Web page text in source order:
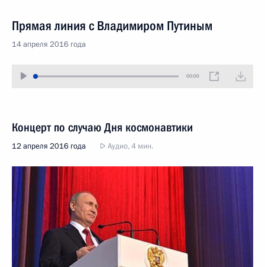
Прямая линия с Владимиром Путиным
14 апреля 2016 года
00:00
Концерт по случаю Дня космонавтики
12 апреля 2016 года Аудио, 4 мин.